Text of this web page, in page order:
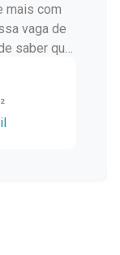
mais com
vaga de
saber que
próximo
Pelotas,